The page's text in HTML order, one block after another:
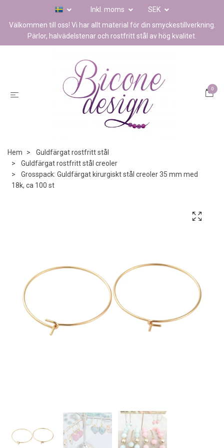
Inkl. moms
SEK
Välkommen till oss! Vi har allt material för din smyckestillverkning.
Pärlor, halvädelstenar och rostfritt stål av hög kvalitet.
0
Hem
Guldfärgat rostfritt stål
Guldfärgat rostfritt stål creoler
Grosspack: Guldfärgat kirurgiskt stål creoler 35 mm med
18k, ca 100 st